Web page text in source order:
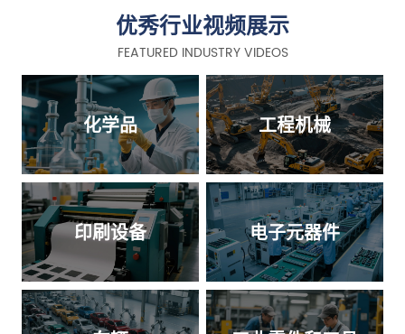
优秀行业视频展示
FEATURED INDUSTRY VIDEOS
化学品 工程机械
印刷设备 电子元器件